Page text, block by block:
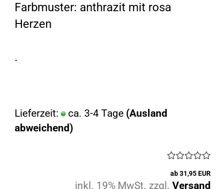
Farbmuster: anthrazit mit rosa
Herzen
.
Lieferzeit: ca. 3-4 Tage (Ausland
abweichend)
ab 31,95 EUR
inkl. 19% MwSt. zzgl. Versand